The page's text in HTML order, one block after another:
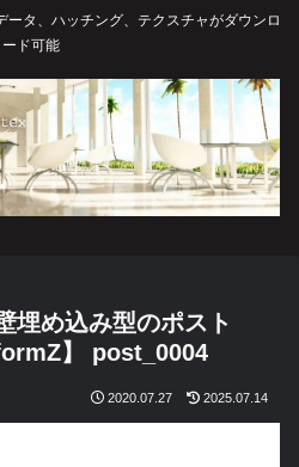
ータ、ハッチング、テクスチャがダウンロ
ード可能
埋め込み型のポスト
】 post_0004
2020.07.27 2025.07.14